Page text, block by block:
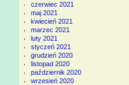
czerwiec 2021
maj 2021
kwiecień 2021
marzec 2021
luty 2021
styczeń 2021
grudzień 2020
listopad 2020
październik 2020
wrzesień 2020